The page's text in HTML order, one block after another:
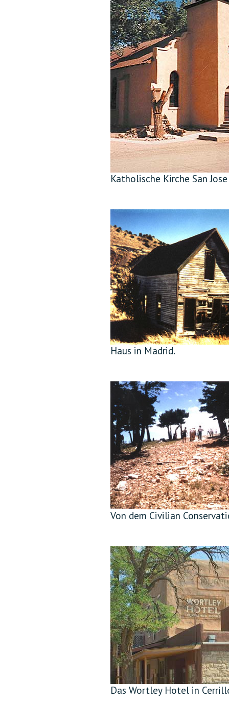
Katholische Kirche San
Haus in Madrid.
Von dem Civilian
Das Wortley Hotel in